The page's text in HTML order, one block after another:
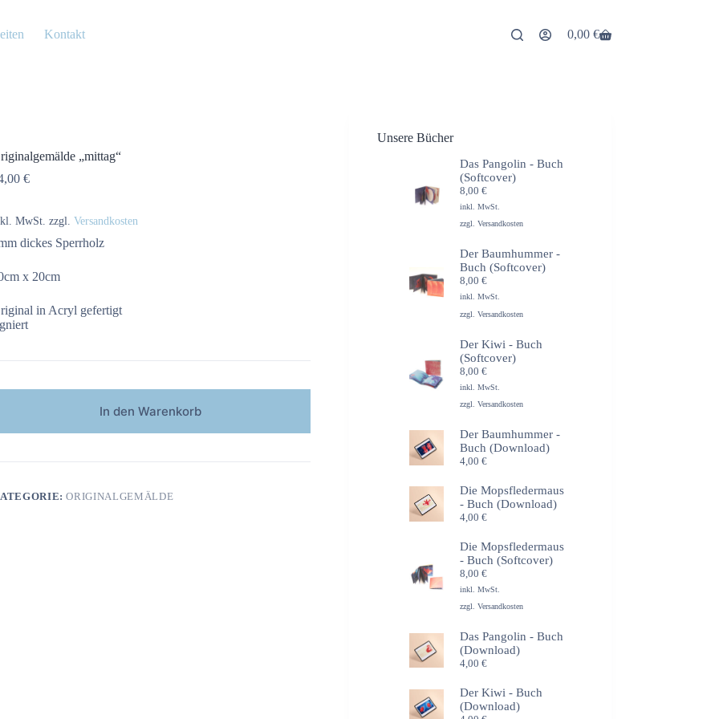
Kontakt Warenkorb
0,00 €
„mittag“
€
MwSt. zzgl.Versandkosten
dickes Sperrholz
x 20cm
in Acryl gefertigt
In den Warenkorb
ORIGINALGEMÄLDE
Unsere Bücher
Das Pangolin - Buch
(Softcover)
8,00€
inkl. MwSt.
zzgl.Versandkosten
Der Baumhummer -
Buch (Softcover)
8,00€
inkl. MwSt.
zzgl.Versandkosten
Der Kiwi - Buch
(Softcover)
8,00€
inkl. MwSt.
zzgl.Versandkosten
Der Baumhummer -
Buch (Download)
4,00€
Die Mopsfledermaus
- Buch (Download)
4,00€
Die Mopsfledermaus
- Buch (Softcover)
8,00€
inkl. MwSt.
zzgl.Versandkosten
Das Pangolin - Buch
(Download)
4,00€
Der Kiwi - Buch
(Download)